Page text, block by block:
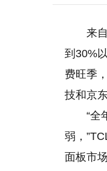
来
到30%
费旺季
技和京
“全
弱，
面板市